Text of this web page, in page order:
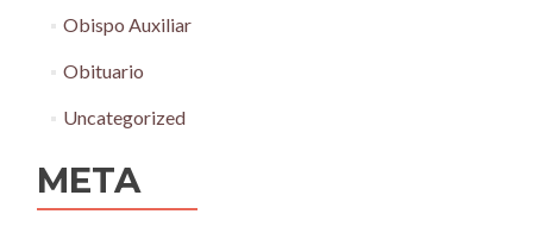
Obispo Auxiliar
Obituario
Uncategorized
META